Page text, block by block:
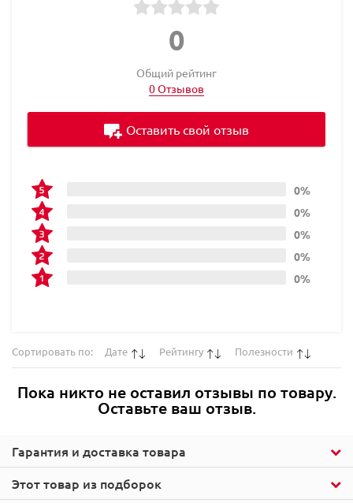
Этот товар из подборок
Гарантия и доставка товара
0
Общий рейтинг
0 Отзывов
0%
0%
0%
0%
0%
Оставить свой отзыв
Сортировать по: Дате Рейтингу Полезности
Пока никто не оставил отзывы по товару.
Оставьте ваш отзыв.